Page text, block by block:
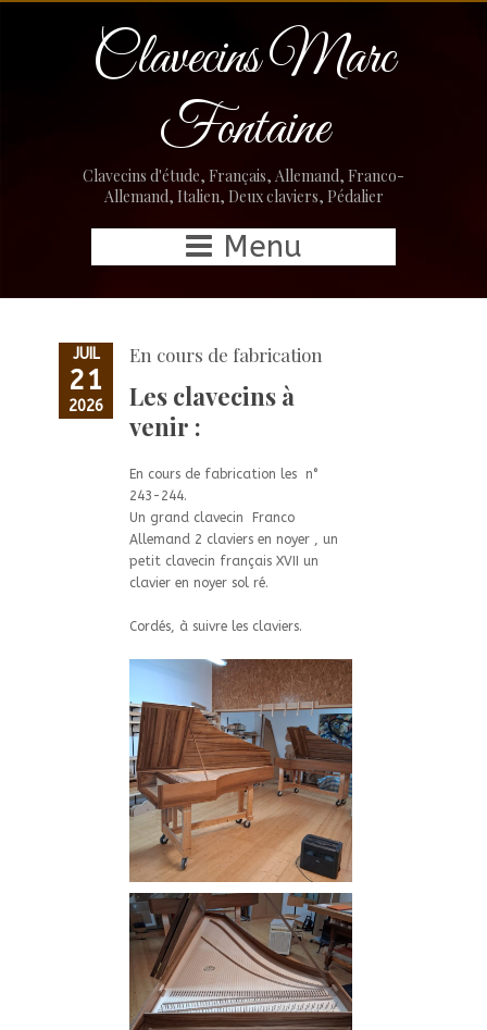
Clavecins Marc
Fontaine
Clavecins d'étude, Français, Allemand, Franco-
Allemand, Italien, Deux claviers, Pédalier
Menu
JUIL
21
2026
En cours de fabrication
Les clavecins à
venir :
En cours de fabrication les n°
243-244.
Un grand clavecin Franco
Allemand 2 claviers en noyer , un
petit clavecin français XVII un
clavier en noyer sol ré.
Cordés, à suivre les claviers.